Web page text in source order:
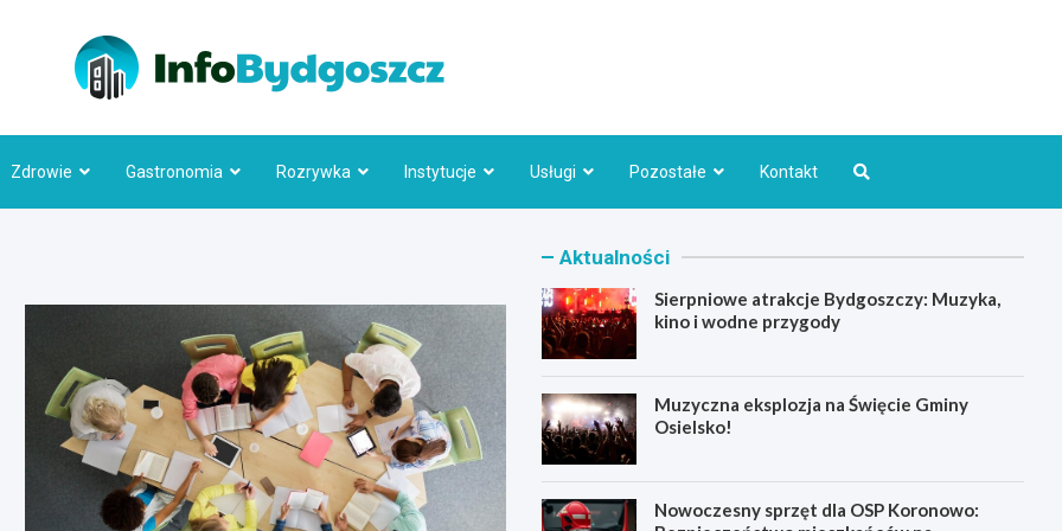
Zdrowie Gastronomia Rozrywka Instytucje Usługi Pozostałe Kontakt
Aktualności
Sierpniowe atrakcje Bydgoszczy: Muzyka,
kino i wodne przygody
Muzyczna eksplozja na Święcie Gminy
Osielsko!
Nowoczesny sprzęt dla OSP Koronowo: